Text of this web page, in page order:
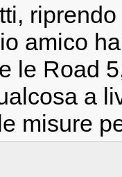
amico
le Road
a
misure